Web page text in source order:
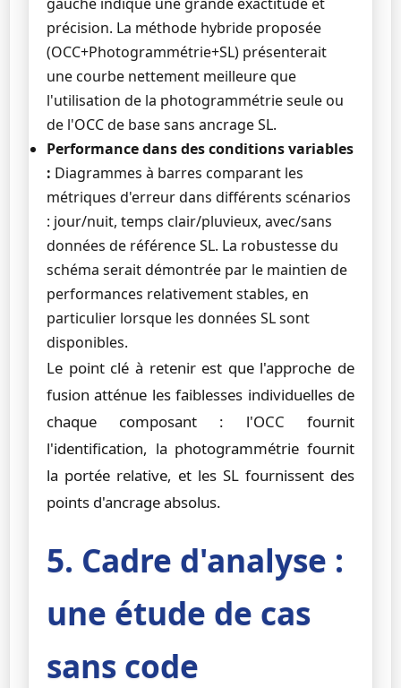
précision. La méthode hybride proposée
(OCC+Photogrammétrie+SL) présenterait
une courbe nettement meilleure que
l'utilisation de la photogrammétrie seule ou
de l'OCC de base sans ancrage SL.
Performance dans des conditions variables
: Diagrammes à barres comparant les
métriques d'erreur dans différents scénarios
: jour/nuit, temps clair/pluvieux, avec/sans
données de référence SL. La robustesse du
schéma serait démontrée par le maintien de
performances relativement stables, en
particulier lorsque les données SL sont
disponibles.
Le point clé à retenir est que l'approche de
fusion atténue les faiblesses individuelles de
chaque composant : l'OCC fournit
l'identification, la photogrammétrie fournit
la portée relative, et les SL fournissent des
points d'ancrage absolus.
5. Cadre d'analyse :
une étude de cas
sans code